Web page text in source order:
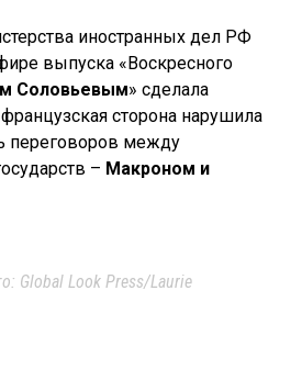
иностранных дел РФ
выпуска «Воскресного
Соловьевым» сделала
сторона нарушила
переговоров между
– Макроном и
Global Look Press/Laurie